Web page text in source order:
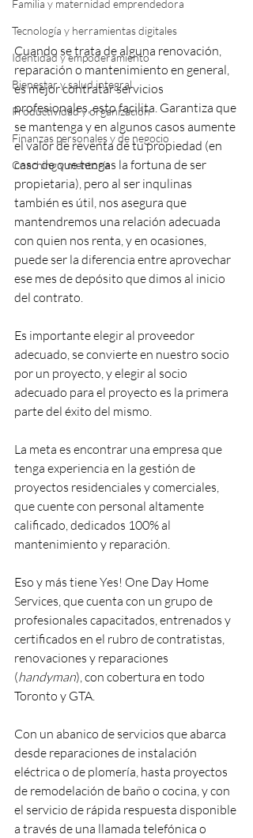
Familia y maternidad emprendedora
Tecnología y herramientas digitales
Identidad y empoderamiento
Bienestar y salud integral
Productividad y organización
Finanzas personales y de negocio
Coaching y mentoría
Cuando se trata de alguna renovación,
reparación o mantenimiento en general,
es mejor contratar servicios
profesionales, esto facilita. Garantiza que
se mantenga y en algunos casos aumente
el valor de reventa de tu propiedad (en
caso de que tengas la fortuna de ser
propietaria), pero al ser inqulinas
también es útil, nos asegura que
mantendremos una relación adecuada
con quien nos renta, y en ocasiones,
puede ser la diferencia entre aprovechar
ese mes de depósito que dimos al inicio
del contrato.
Es importante elegir al proveedor
adecuado, se convierte en nuestro socio
por un proyecto, y elegir al socio
adecuado para el proyecto es la primera
parte del éxito del mismo.
La meta es encontrar una empresa que
tenga experiencia en la gestión de
proyectos residenciales y comerciales,
que cuente con personal altamente
calificado, dedicados 100% al
mantenimiento y reparación.
Eso y más tiene Yes! One Day Home
Services, que cuenta con un grupo de
profesionales capacitados, entrenados y
certificados en el rubro de contratistas,
renovaciones y reparaciones
(handyman), con cobertura en todo
Toronto y GTA.
Con un abanico de servicios que abarca
desde reparaciones de instalación
eléctrica o de plomería, hasta proyectos
de remodelación de baño o cocina, y con
el servicio de rápida respuesta disponible
a través de una llamada telefónica o